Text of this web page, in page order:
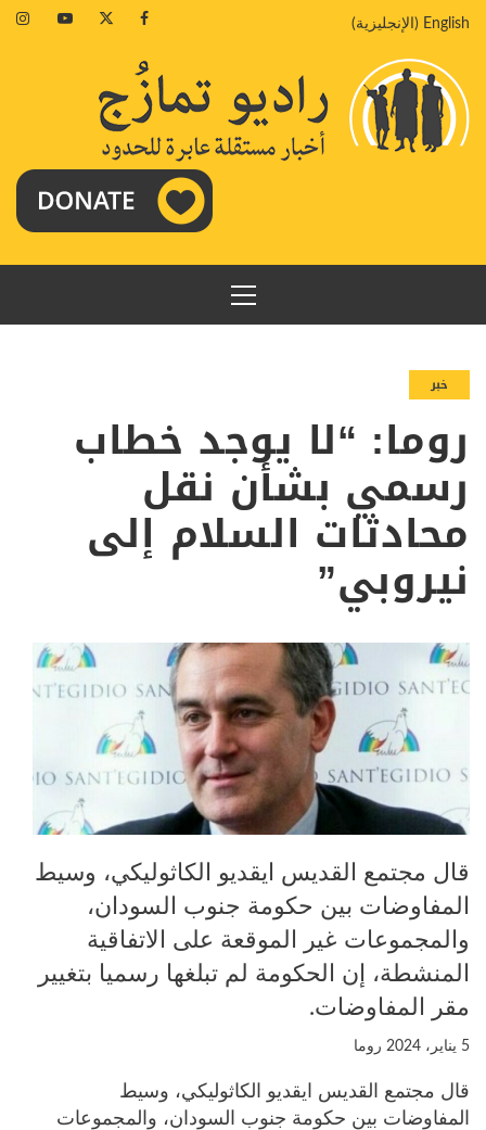
إلىEnglish
( الإنجليزية)
Facebook
Twitter
Youtube
القائمة
الرئيسية
خبر
روما: “لا يوجد خطاب
رسمي بشأن نقل
محادثات السلام إلى
نيروبي”
قال مجتمع القديس ايقديو الكاثوليكي، وسيط
المفاوضات بين حكومة جنوب السودان،
والمجموعات غير الموقعة على الاتفاقية
المنشطة، إن الحكومة لم تبلغها رسميا بتغيير
مقر المفاوضات.
5 يناير، 2024 روما
قال مجتمع القديس ايقديو الكاثوليكي، وسيط
المفاوضات بين حكومة جنوب السودان، والمجموعات